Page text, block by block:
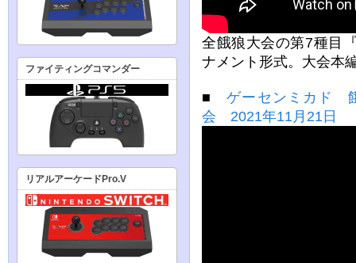
全餓狼大会の第7種目
ナメント形式。大会本
■ゲーセンミカド
会 2021年11月21日
ファイティングコマンダー
リアルアーケードPro.V